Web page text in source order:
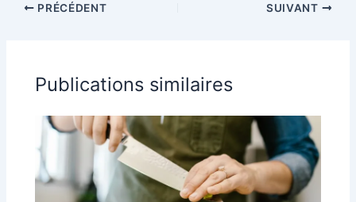
PRÉCÉDENT SUIVANT
Publications similaires